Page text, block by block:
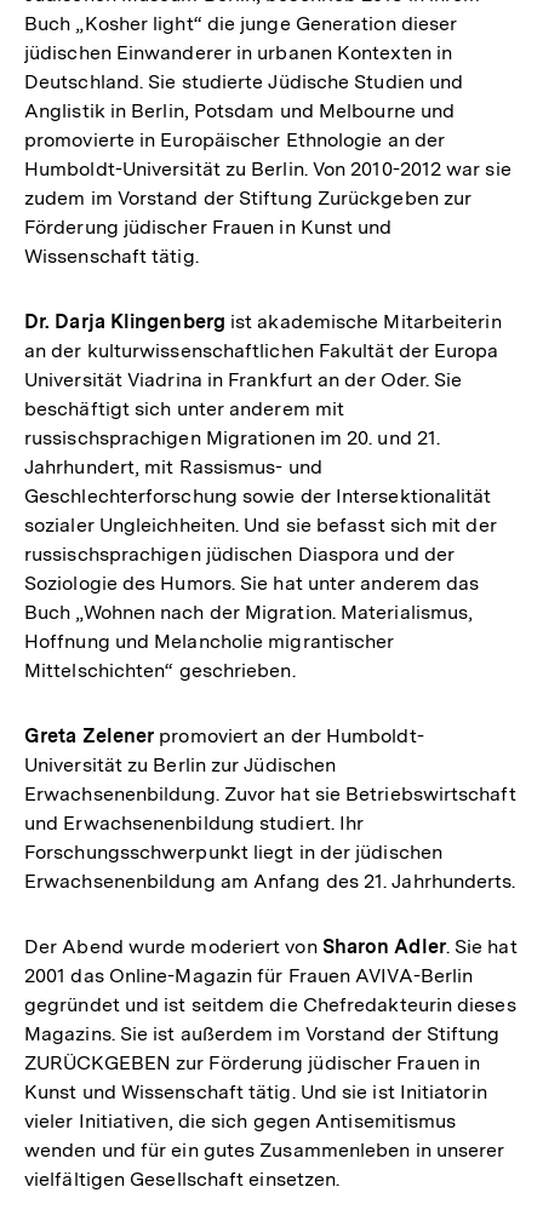
Buch „Kosher light“ die junge Generation dieser
jüdischen Einwanderer in urbanen Kontexten in
Deutschland. Sie studierte Jüdische Studien und
Anglistik in Berlin, Potsdam und Melbourne und
promovierte in Europäischer Ethnologie an der
Humboldt-Universität zu Berlin. Von 2010-2012 war sie
zudem im Vorstand der Stiftung Zurückgeben zur
Förderung jüdischer Frauen in Kunst und
Wissenschaft tätig.
Dr. Darja Klingenberg ist akademische Mitarbeiterin
an der kulturwissenschaftlichen Fakultät der Europa
Universität Viadrina in Frankfurt an der Oder. Sie
beschäftigt sich unter anderem mit
russischsprachigen Migrationen im 20. und 21.
Jahrhundert, mit Rassismus- und
Geschlechterforschung sowie der Intersektionalität
sozialer Ungleichheiten. Und sie befasst sich mit der
russischsprachigen jüdischen Diaspora und der
Soziologie des Humors. Sie hat unter anderem das
Buch „Wohnen nach der Migration. Materialismus,
Hoffnung und Melancholie migrantischer
Mittelschichten“ geschrieben.
Greta Zelener promoviert an der Humboldt-
Universität zu Berlin zur Jüdischen
Erwachsenenbildung. Zuvor hat sie Betriebswirtschaft
und Erwachsenenbildung studiert. Ihr
Forschungsschwerpunkt liegt in der jüdischen
Erwachsenenbildung am Anfang des 21. Jahrhunderts.
Der Abend wurde moderiert von Sharon Adler. Sie hat
2001 das Online-Magazin für Frauen AVIVA-Berlin
gegründet und ist seitdem die Chefredakteurin dieses
Magazins. Sie ist außerdem im Vorstand der Stiftung
ZURÜCKGEBEN zur Förderung jüdischer Frauen in
Kunst und Wissenschaft tätig. Und sie ist Initiatorin
vieler Initiativen, die sich gegen Antisemitismus
wenden und für ein gutes Zusammenleben in unserer
vielfältigen Gesellschaft einsetzen.